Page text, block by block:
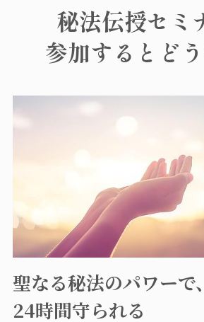
秘法伝授セミ
参加すると ど
聖なる秘法のパワーで、
24時間守られる